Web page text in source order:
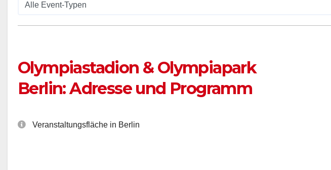
Olympiastadion & Olympiapark
Berlin: Adresse und Programm
Veranstaltungsfläche in Berlin